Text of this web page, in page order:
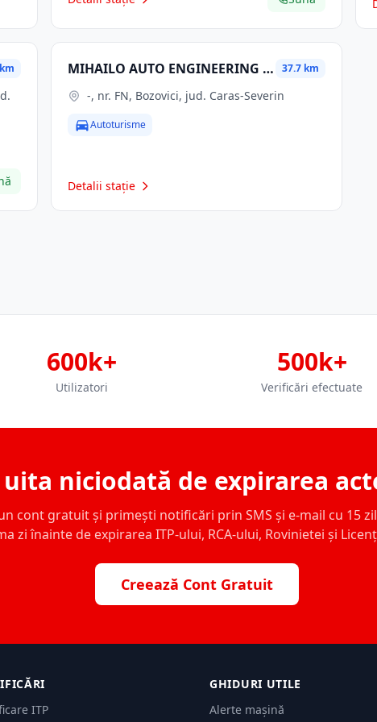
MIHAILO AUTO ENGINEERING SRL 37.7 km
-, nr. FN, Bozovici, jud. Caras-Severin
Autoturisme
Detalii stație
600k+
Utilizatori
500k+
Verificări efectuate
niciodată de expirarea
cont gratuit și primești notificări prin SMS și e-mail cu 15
zi înainte de expirarea ITP-ului, RCA-ului, Rovinietei și
Creează Cont Gratuit
ITP
GHIDURI UTILE
Alerte mașină